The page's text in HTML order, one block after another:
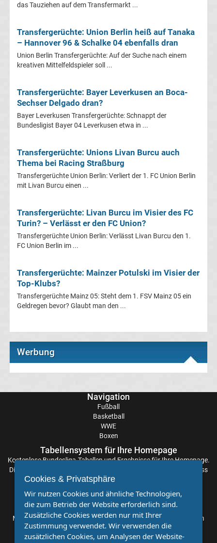
EM
Frauenfußball
Amateurfußball
Transfergerüchte
-
vom
Transfermarkt
Bundesliga
Transfergerüchte
Italien
Transfergerüchte
Spanien
Top-
Aktuell
das Tauziehen auf dem Transfermarkt ...
Transfergerüchte: Union Berlin heiß auf Tanaka
– Hannover 96 & Schalke 04 ebenfalls dran
Union Berlin Transfergerüchte: Auf der Suche nach einem
kreativen Mittelfeldspieler soll ...
Transfergerüchte: Bayer Leverkusen an Boca-
Sechser Delgado dran?
Bayer Leverkusen Transfergerüchte: Schnappt der
Bundesligist Bayer 04 Leverkusen etwa in ...
Transfergerüchte: Unions Livan Burcu auch
Thema bei Racing Straßburg
Transfergerüchte Union Berlin: Verliert der 1. FC Union Berlin
mit Livan Burcu einen ...
Transfergerüchte: Livan Burcu im Visier des FC
Turin? – Verlässt er den FC Union?
Transfergerüchte Union Berlin: Verlässt Livan Burcu den 1.
FC Union Berlin im ...
Transfergerüchte: Mainzer Potulski im Visier der
Top-Klubs?
Transfergerüchte Mainz 05: Steht dem 1. FSV Mainz 05 ein
Geldregen bevor? Glaubt man den ...
Werbung
Navigation
Fußball
Basketball
WWE
Boxen
Tabellensystem für Ihre Homepage
KostenloseBundesliga-Tabellenund Ergebnisse für Ihre Homepage.
Die Aktualisierung der Ergebnisse erfolgt alle paar Minuten, sodass
Sie stets auf dem Laufenden sind. Einfache und schnelle
Einbindung.
Partnervereine
Möchten Sie, dass auch Ihr Verein mehr Beachtung findet? Dann
sind Sie bei uns genau richtig. Wir suchen Ihren Verein für eine
kostenlose Kooperation. Veröffentlichen Sie Ihre Spielberichte,
Cookies & Privatsphäre
Wir nutzen Cookies und ähnliche Technologien,
die zum Betrieb der Website erforderlich sind.
Zusätzliche Cookies werden nur mit Ihrer
Zustimmung verwendet. Wir verwenden die
zusätzlichen Cookies, um Analysen der Website-